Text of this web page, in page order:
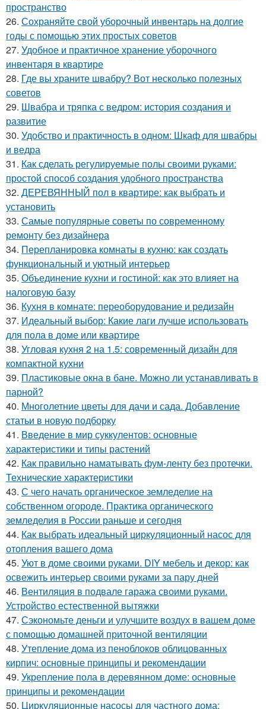
пространство
26. Сохраняйте свой уборочный инвентарь на долгие
годы с помощью этих простых советов
27. Удобное и практичное хранение уборочного
инвентаря в квартире
28. Где вы храните швабру? Вот несколько полезных
советов
29. Швабра и тряпка с ведром: история создания и
развитие
30. Удобство и практичность в одном: Шкаф для швабры
и ведра
31. Как сделать регулируемые полы своими руками:
простой способ создания удобного пространства
32. ДЕРЕВЯННЫЙ пол в квартире: как выбрать и
установить
33. Самые популярные советы по современному
ремонту без дизайнера
34. Перепланировка комнаты в кухню: как создать
функциональный и уютный интерьер
35. Объединение кухни и гостиной: как это влияет на
налоговую базу
36. Кухня в комнате: переоборудование и редизайн
37. Идеальный выбор: Какие лаги лучше использовать
для пола в доме или квартире
38. Угловая кухня 2 на 1.5: современный дизайн для
компактной кухни
39. Пластиковые окна в бане. Можно ли устанавливать в
парной?
40. Многолетние цветы для дачи и сада. Добавление
статьи в новую подборку
41. Введение в мир суккулентов: основные
характеристики и типы растений
42. Как правильно наматывать фум-ленту без протечки.
Технические характеристики
43. С чего начать органическое земледелие на
собственном огороде. Практика органического
земледелия в России раньше и сегодня
44. Как выбрать идеальный циркуляционный насос для
отопления вашего дома
45. Уют в доме своими руками. DIY мебель и декор: как
освежить интерьер своими руками за пару дней
46. Вентиляция в подвале гаража своими руками.
Устройство естественной вытяжки
47. Сэкономьте деньги и улучшите воздух в вашем доме
с помощью домашней приточной вентиляции
48. Утепление дома из пеноблоков облицованных
кирпич: основные принципы и рекомендации
49. Укрепление пола в деревянном доме: основные
принципы и рекомендации
50. Циркуляционные насосы для частного дома: